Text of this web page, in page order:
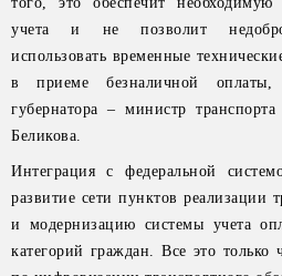
учета и не позволит
использовать временные
в приеме безналичной оплаты,
губернатора – министр
Беликова.
Интеграция с федеральной
развитие сети пунктов реализации
и модернизацию системы учета
категорий граждан. Все это только